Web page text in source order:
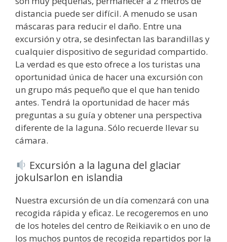
distancia puede ser difícil. A menudo se usan
máscaras para reducir el daño. Entre una
excursión y otra, se desinfectan las barandillas y
cualquier dispositivo de seguridad compartido.
La verdad es que esto ofrece a los turistas una
oportunidad única de hacer una excursión con
un grupo más pequeño que el que han tenido
antes. Tendrá la oportunidad de hacer más
preguntas a su guía y obtener una perspectiva
diferente de la laguna. Sólo recuerde llevar su
cámara.
Excursión a la laguna del glaciar
jokulsarlon en islandia
Nuestra excursión de un día comenzará con una
recogida rápida y eficaz. Le recogeremos en uno
de los hoteles del centro de Reikiavik o en uno de
los muchos puntos de recogida repartidos por la